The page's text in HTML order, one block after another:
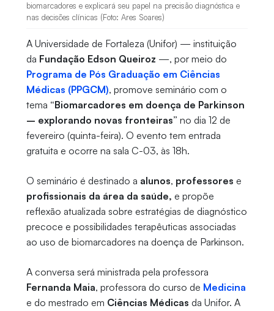
biomarcadores e explicará seu papel na precisão diagnóstica e
nas decisões clínicas (Foto: Ares Soares)
A Universidade de Fortaleza (Unifor) — instituição
da Fundação Edson Queiroz —, por meio do
Programa de Pós Graduação em Ciências
Médicas (PPGCM), promove seminário com o
tema “Biomarcadores em doença de Parkinson
– explorando novas fronteiras” no dia 12 de
fevereiro (quinta-feira). O evento tem entrada
gratuita e ocorre na sala C-03, às 18h.
O seminário é destinado a alunos, professores e
profissionais da área da saúde, e propõe
reflexão atualizada sobre estratégias de diagnóstico
precoce e possibilidades terapêuticas associadas
ao uso de biomarcadores na doença de Parkinson.
A conversa será ministrada pela professora
Fernanda Maia, professora do curso de Medicina
e do mestrado em Ciências Médicas da Unifor. A